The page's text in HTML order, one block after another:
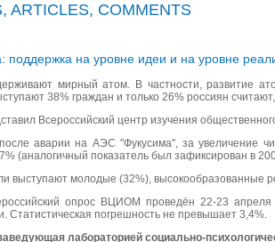
ARTICLES, COMMENTS
поддержка на уровне идеи и на уровне
мирный атом. В частности, развитие
38% граждан и только 26% россиян
Всероссийский центр изучения
аварии на АЭС "Фукусима", за увеличение
(аналогичный показатель был зафиксирован в
выступают молодые (32%), высокообразованные
опрос ВЦИОМ проведён 22-23
Статистическая погрешность не превышает 3,4%.
лабораторией социально-